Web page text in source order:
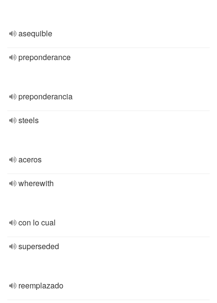
asequible
preponderance
preponderancia
steels
aceros
wherewith
con lo cual
superseded
reemplazado